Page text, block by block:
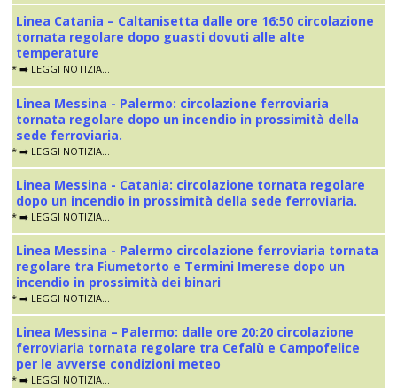
Linea Catania – Caltanisetta dalle ore 16:50 circolazione
tornata regolare dopo guasti dovuti alle alte
temperature
* ➡️ LEGGI NOTIZIA...
Linea Messina - Palermo: circolazione ferroviaria
tornata regolare dopo un incendio in prossimità della
sede ferroviaria.
* ➡️ LEGGI NOTIZIA...
Linea Messina - Catania: circolazione tornata regolare
dopo un incendio in prossimità della sede ferroviaria.
* ➡️ LEGGI NOTIZIA...
Linea Messina - Palermo circolazione ferroviaria tornata
regolare tra Fiumetorto e Termini Imerese dopo un
incendio in prossimità dei binari
* ➡️ LEGGI NOTIZIA...
Linea Messina – Palermo: dalle ore 20:20 circolazione
ferroviaria tornata regolare tra Cefalù e Campofelice
per le avverse condizioni meteo
* ➡️ LEGGI NOTIZIA...